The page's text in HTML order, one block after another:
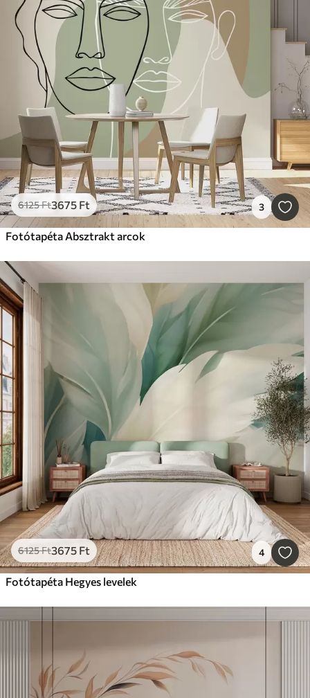
6125Ft3675 Ft 3
Fotótapéta Absztrakt arcok
6125Ft3675 Ft 4
Fotótapéta Hegyes levelek